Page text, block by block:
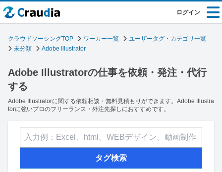
ログイン
クラウドソーシングTOP ワーカー一覧
ユーザータグ・カテゴリ一覧
未分類
Adobe Illustrator
Adobe Illustratorの仕事を依頼・発注・代行
する
Adobe Illustratorに関する依頼相談・無料見積もりができます。Adobe Illustra
torに強いプロのフリーランス・外注先探しにおすすめです。
タグ検索